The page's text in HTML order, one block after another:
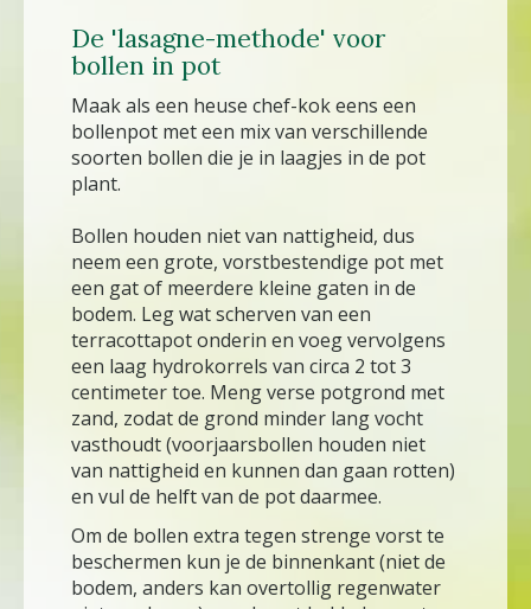
De 'lasagne-methode' voor
bollen in pot
Maak als een heuse chef-kok eens een
bollenpot met een mix van verschillende
soorten bollen die je in laagjes in de pot
plant.
Bollen houden niet van nattigheid, dus
neem een grote, vorstbestendige pot met
een gat of meerdere kleine gaten in de
bodem. Leg wat scherven van een
terracottapot onderin en voeg vervolgens
een laag hydrokorrels van circa 2 tot 3
centimeter toe. Meng verse potgrond met
zand, zodat de grond minder lang vocht
vasthoudt (voorjaarsbollen houden niet
van nattigheid en kunnen dan gaan rotten)
en vul de helft van de pot daarmee.
Om de bollen extra tegen strenge vorst te
beschermen kun je de binnenkant (niet de
bodem, anders kan overtollig regenwater